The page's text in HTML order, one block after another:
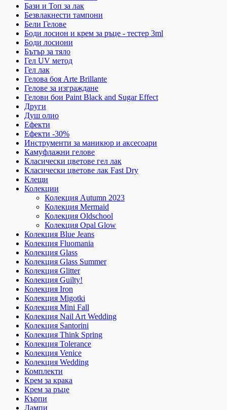
Бази и Топ за лак
Безвлакнести тампони
Бели Гелове
Боди лосион и крем за ръце - тестер 3ml
Боди лосиони
Бътър за тяло
Гел UV метод
Гел лак
Гелова боя Arte Brillante
Гелове за изграждане
Гелови бои Paint Black and Sugar Effect
Други
Душ олио
Ефекти
Ефекти -30%
Инструменти за маникюр и аксесоари
Камуфлажни гелове
Класически цветове гел лак
Класически цветове лак Fast Dry
Клещи
Колекции
Колекция Autumn 2023
Колекция Mermaid
Колекция Oldschool
Колекция Opal Glow
Колекция Blue Jeans
Колекция Fluomania
Колекция Glass
Колекция Glass Summer
Колекция Glitter
Колекция Guilty!
Колекция Iron
Колекция Migotki
Колекция Mini Fall
Колекция Nail Art Wedding
Колекция Santorini
Колекция Think Spring
Колекция Tolerance
Колекция Venice
Колекция Wedding
Комплекти
Крем за крака
Крем за ръце
Кърпи
Лампи